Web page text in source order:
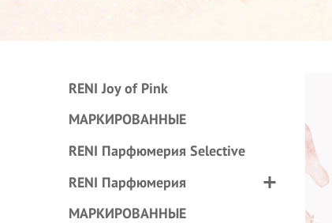
RENI Joy of Pink
МАРКИРОВАННЫЕ
RENI Парфюмерия Selective
RENI Парфюмерия
МАРКИРОВАННЫЕ